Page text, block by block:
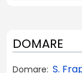
DOMARE
Domare: S.